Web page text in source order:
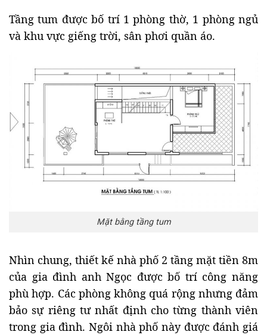
Tầng tum được bố trí 1 phòng thờ, 1 phòng ngủ
và khu vực giếng trời, sân phơi quần áo.
Mặt bằng tầng tum
Nhìn chung, thiết kế nhà phố 2 tầng mặt tiền 8m
của gia đình anh Ngọc được bố trí công năng
phù hợp. Các phòng không quá rộng nhưng đảm
bảo sự riêng tư nhất định cho từng thành viên
trong gia đình. Ngôi nhà phố này được đánh giá